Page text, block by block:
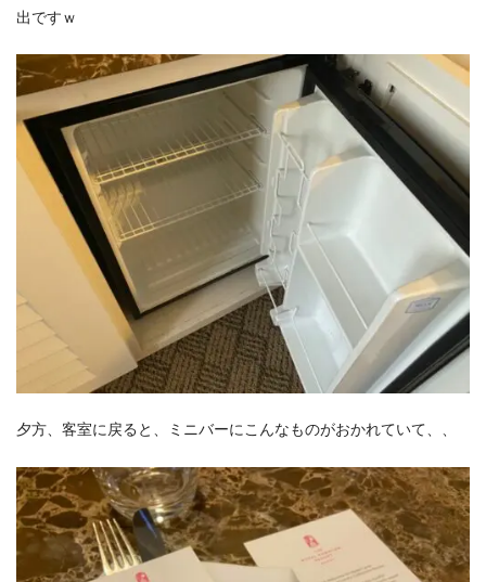
出ですｗ
夕方、客室に戻ると、ミニバーにこんなものがおかれていて、、